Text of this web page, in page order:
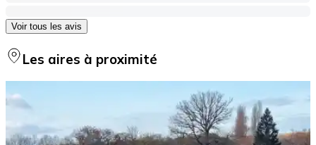
Voir tous les avis
Les aires à proximité